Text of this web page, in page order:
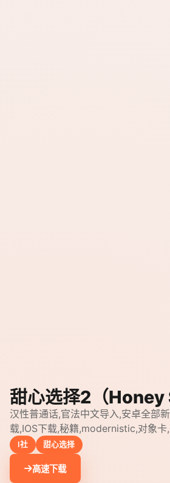
甜心选择2（Honey
汉性普通话,官法中文导入,安卓全部
载,IOS下载,秘籍,modernistic,对象卡
I社 甜心选择
高速下载